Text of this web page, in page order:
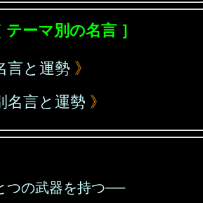
テーマ別の名言 ］
言と運勢 》
名言と運勢 》
つの武器を持つ──